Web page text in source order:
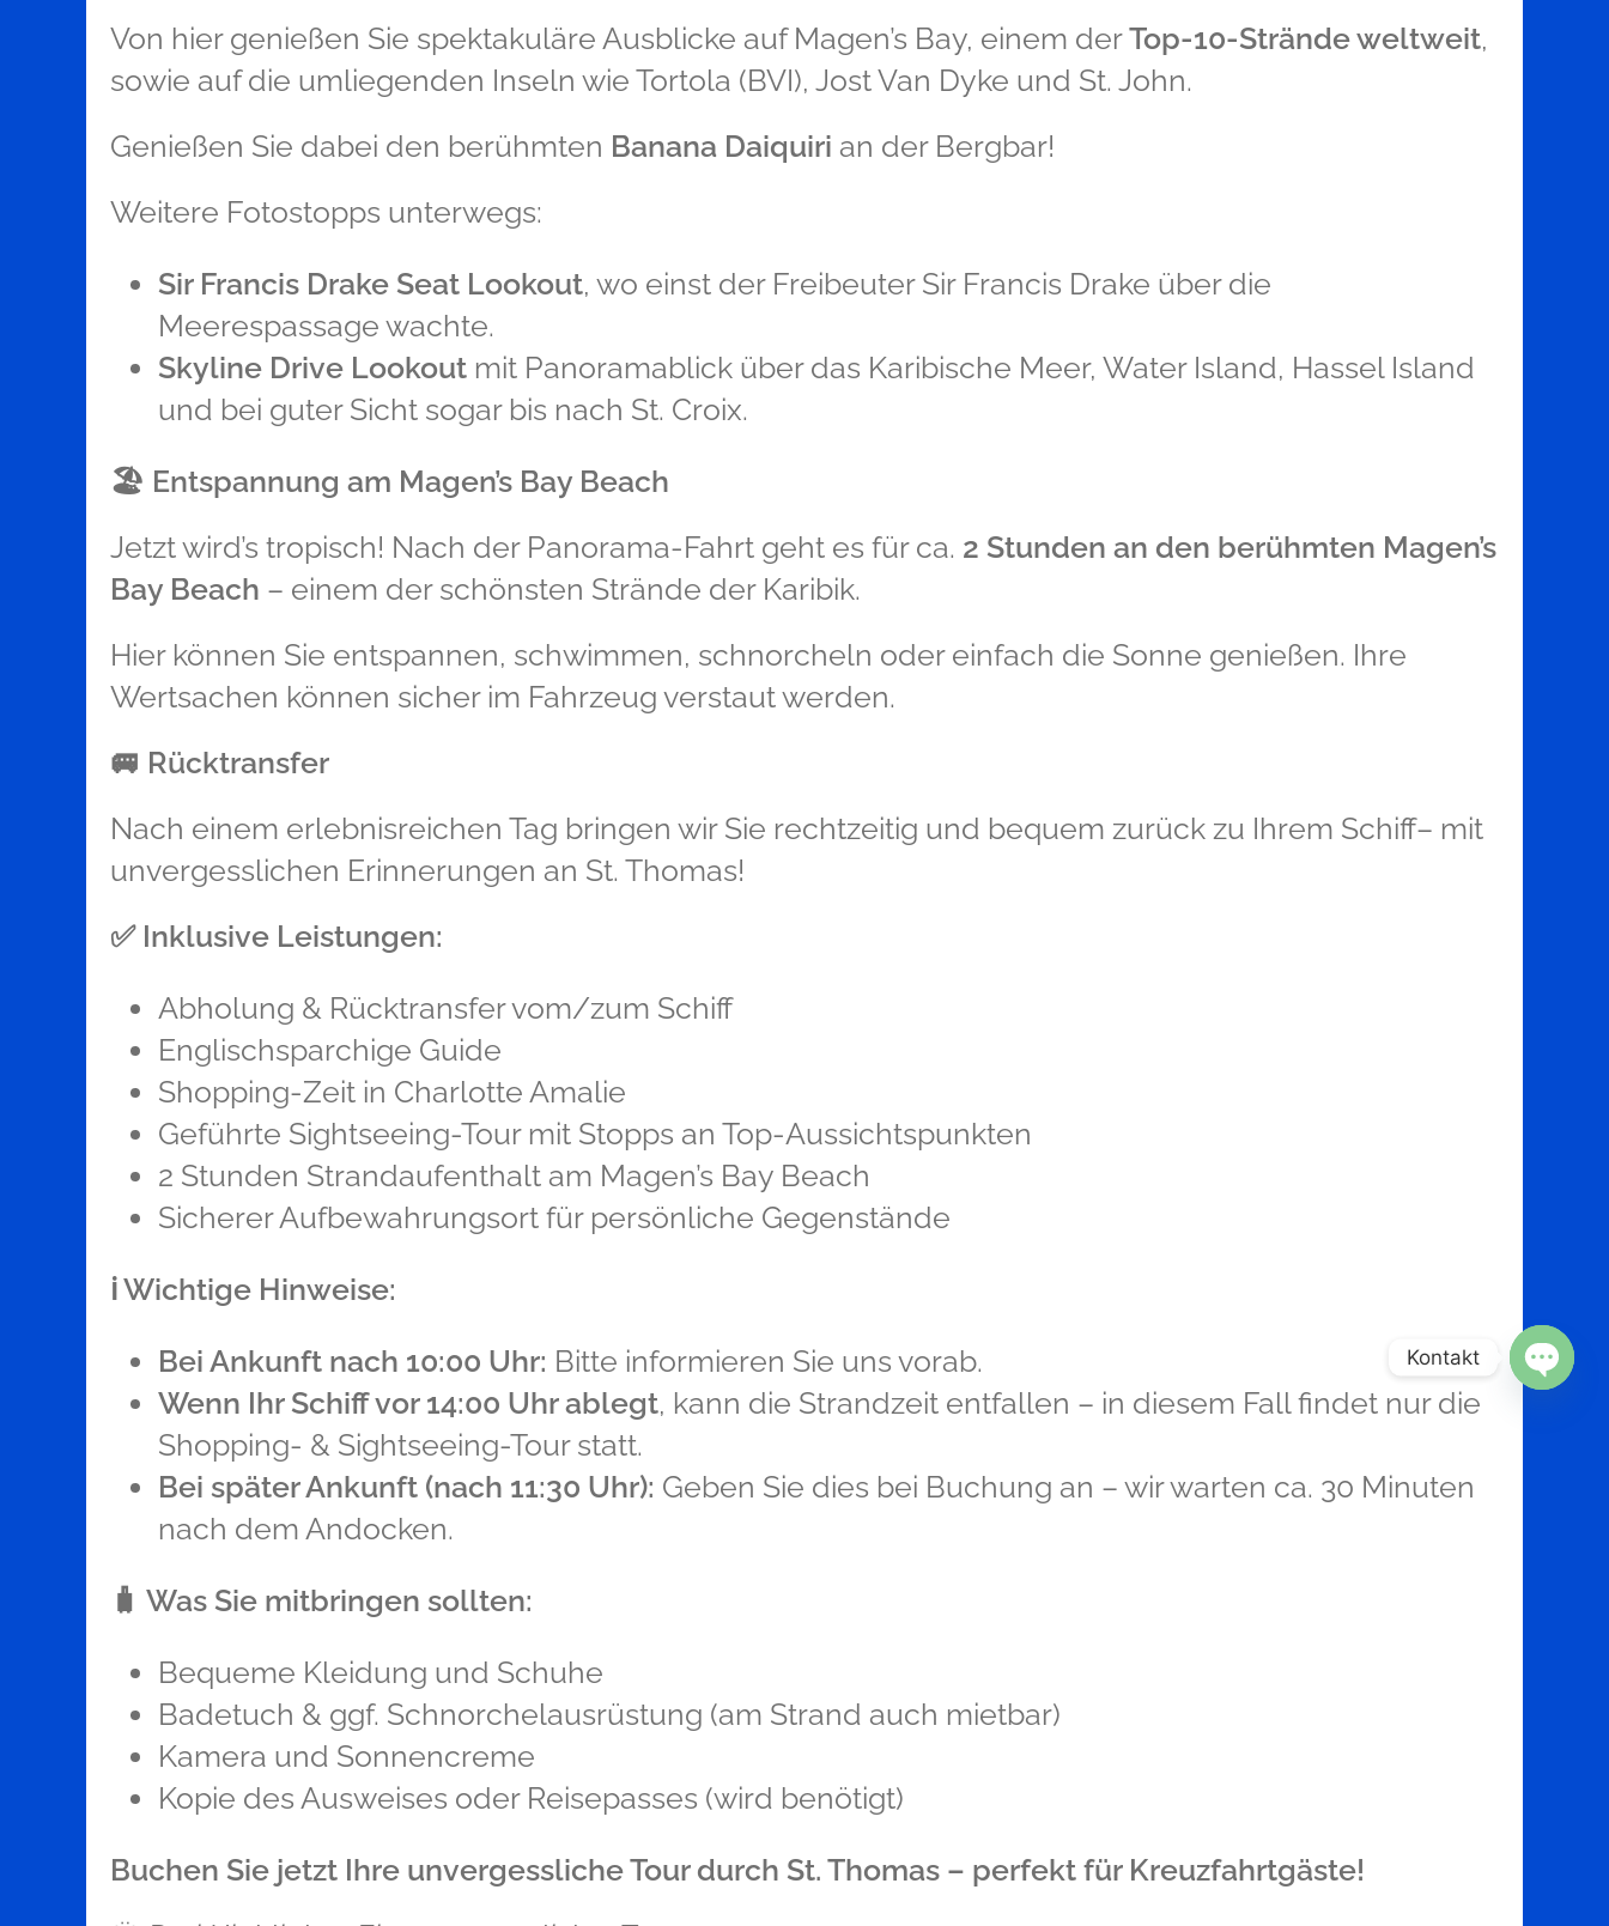
Von hier genießen Sie spektakuläre Ausblicke auf Magen’s Bay, einem derTop-10-Strände weltweit,
sowie auf die umliegenden Inseln wie Tortola (BVI), Jost Van Dyke und St. John.
Genießen Sie dabei den berühmten Banana Daiquiri an der Bergbar!
Weitere Fotostopps unterwegs:
Sir Francis Drake Seat Lookout, wo einst der Freibeuter Sir Francis Drake über die
Meerespassage wachte.
Skyline Drive Lookout mit Panoramablick über das Karibische Meer, Water Island, Hassel Island
und bei guter Sicht sogar bis nach St. Croix.
🏖️ Entspannung am Magen’s Bay Beach
Jetzt wird’s tropisch! Nach der Panorama-Fahrt geht es für ca. 2 Stunden an den berühmten Magen’s
Bay Beach – einem der schönsten Strände der Karibik.
Hier können Sie entspannen, schwimmen, schnorcheln oder einfach die Sonne genießen. Ihre
Wertsachen können sicher im Fahrzeug verstaut werden.
🚐 Rücktransfer
Nach einem erlebnisreichen Tag bringen wir Sie rechtzeitig und bequem zurück zu Ihrem Schiff– mit
unvergesslichen Erinnerungen an St. Thomas!
✅Inklusive Leistungen:
Abholung & Rücktransfer vom/zum Schiff
Englischsparchige Guide
Shopping-Zeit in Charlotte Amalie
Geführte Sightseeing-Tour mit Stopps an Top-Aussichtspunkten
2 Stunden Strandaufenthalt am Magen’s Bay Beach
Sicherer Aufbewahrungsort für persönliche Gegenstände
ℹ️ Wichtige Hinweise:
Bei Ankunft nach 10:00 Uhr: Bitte informieren Sie uns vorab.
Wenn Ihr Schiff vor 14:00 Uhr ablegt, kann die Strandzeit entfallen – in diesem Fall findet nur die
Shopping- & Sightseeing-Tour statt.
Bei später Ankunft (nach 11:30 Uhr): Geben Sie dies bei Buchung an – wir warten ca. 30 Minuten
nach dem Andocken.
🧳 Was Sie mitbringen sollten:
Bequeme Kleidung und Schuhe
Badetuch & ggf. Schnorchelausrüstung (am Strand auch mietbar)
Kamera und Sonnencreme
Kopie des Ausweises oder Reisepasses (wird benötigt)
Buchen Sie jetzt Ihre unvergessliche Tour durch St. Thomas – perfekt für Kreuzfahrtgäste!
Kontakt